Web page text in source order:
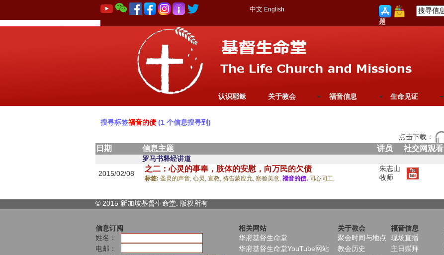
中文 English
题
认识耶稣 关于教会 福音信息 生命见证
搜寻标签福音的债 (1 个信息搜寻到)
点击下载：
日期 信息主题 讲员 社交网观看
罗马书释经讲道
2015/02/08
之二：心灵的事奉，肢体的安慰，向万民的欠债
标签: 圣灵的声音, 心灵, 宣教, 祷告蒙应允, 察验美意, 福音的债, 同心同工,
朱志山
牧师
© 2015 新加坡基督生命堂. 版权所有
信息订阅 相关网站 关于教会 福音信息
姓名：
华府基督生命堂 聚会时间与地点 现场直播
电邮：
华府基督生命堂YouTube网站 教会历史 主日崇拜